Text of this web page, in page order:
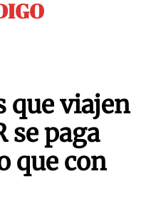
que viajen
se paga
que con